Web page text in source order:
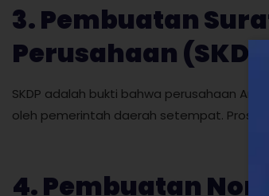
3. Pembuatan
Perusahaan (SKDP)
SKDP adalah bukti bahwa perusahaan
oleh pemerintah daerah setempat.
4. Pembuatan